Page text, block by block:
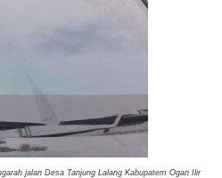
jalan Desa Tanjung Lalang Kabupatem Ogan Ilir